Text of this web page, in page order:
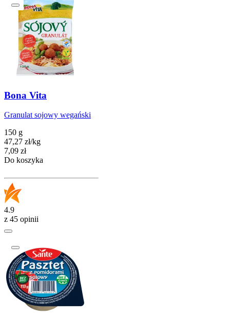
Bona Vita
Granulat sojowy wegański
150 g
47,27 zł/kg
Cena
7,09 zł
Do koszyka
4.9
z 45 opinii